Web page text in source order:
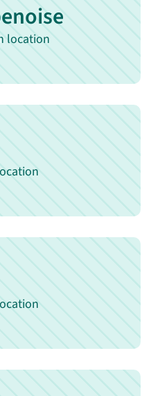
location